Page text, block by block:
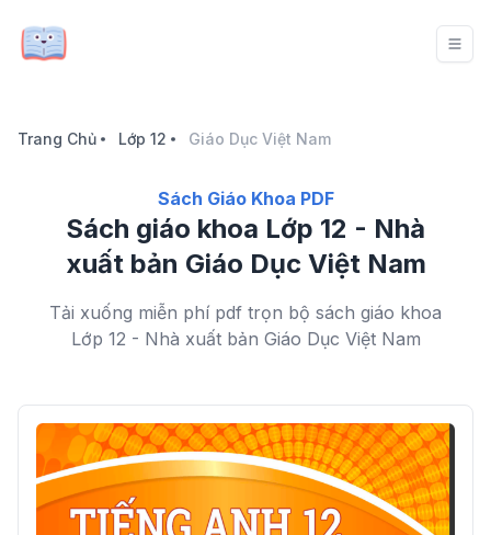
Trang Chủ Lớp 12 Giáo Dục Việt Nam
Sách Giáo Khoa PDF
Sách giáo khoa Lớp 12 - Nhà
xuất bản Giáo Dục Việt Nam
Tải xuống miễn phí pdf trọn bộ sách giáo khoa
Lớp 12 - Nhà xuất bản Giáo Dục Việt Nam